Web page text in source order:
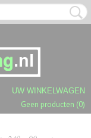
UW WINKELWAGEN
Geen producten (0)